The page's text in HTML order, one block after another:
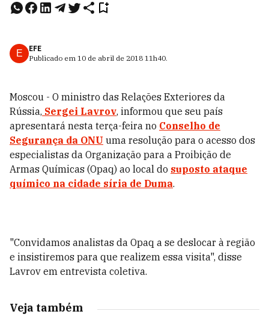
E
EFE
Publicado em 10 de abril de 2018 11h40.
Moscou - O ministro das Relações Exteriores da
Rússia, Sergei Lavrov, informou que seu país
apresentará nesta terça-feira no Conselho de
Segurança da ONU uma resolução para o acesso dos
especialistas da Organização para a Proibição de
Armas Químicas (Opaq) ao local do suposto ataque
químico na cidade síria de Duma.
"Convidamos analistas da Opaq a se deslocar à região
e insistiremos para que realizem essa visita", disse
Lavrov em entrevista coletiva.
Veja também